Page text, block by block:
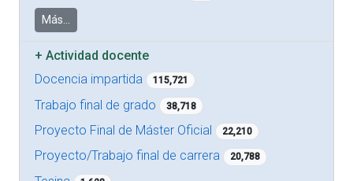
Más...
+Actividad docente
Docencia impartida
115,721
Trabajo final de grado 38,718
Proyecto Final de Máster Oficial 22,210
Proyecto/Trabajo final de carrera 20,788